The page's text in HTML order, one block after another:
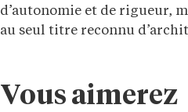
d’autonomie et de rigueur,
au seul titre reconnu
Vous aimerez